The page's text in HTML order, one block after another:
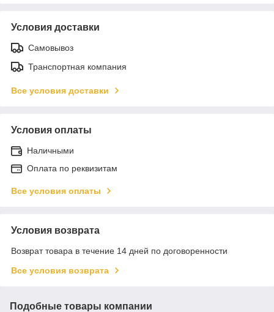
Условия доставки
Самовывоз
Транспортная компания
Все условия доставки
Условия оплаты
Наличными
Оплата по реквизитам
Все условия оплаты
Условия возврата
Возврат товара в течение 14 дней по договоренности
Все условия возврата
Подобные товары компании